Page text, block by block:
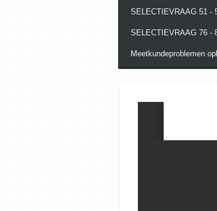
SELECTIEVRAAG 51 -
SELECTIEVRAAG 76 -
Meetkundeproblemen